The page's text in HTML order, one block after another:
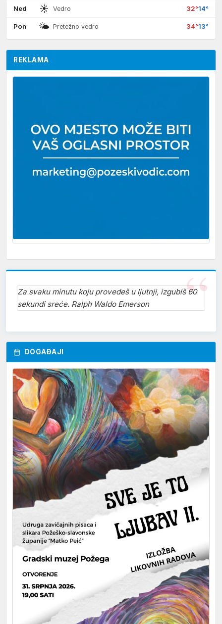
Ned ☀ Vedro 32°14°
Pon 🌤 Pretežno vedro 34°13°
REKLAMA
Za svaku minutu koju provedeš u ljutnji, izgubiš 60
sekundi sreće. Ralph Waldo Emerson
DOGAĐAJI